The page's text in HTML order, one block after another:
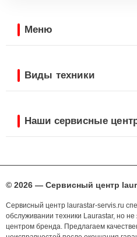
Меню
Виды техники
Наши сервисные
© 2026 — Сервисный центр
Сервисный центр laurastar-servis.ru
обслуживании техники Laurastar, но
центром бренда. Предлагаем